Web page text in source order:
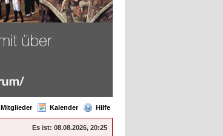
Mitglieder Kalender Hilfe
Es ist: 08.08.2026, 20:25